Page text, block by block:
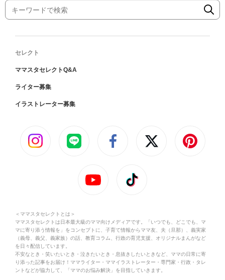
セレクト
ママスタセレクトQ&A
ライター募集
イラストレーター募集
＜ママスタセレクトとは＞
ママスタセレクトは日本最大級のママ向けメディアです。「いつでも、どこでも、マ
マに寄り添う情報を」をコンセプトに、子育て情報からママ友、夫（旦那）、義実家
（義母、義父、義家族）の話、教育コラム、行政の育児支援、オリジナルまんがなど
を日々配信しています。
不安なとき・笑いたいとき・泣きたいとき・息抜きしたいときなど、ママの日常に寄
り添った記事をお届け！ママライター・ママイラストレーター・専門家・行政・タレ
ントなどが協力して、「ママのお悩み解決」を目指していきます。